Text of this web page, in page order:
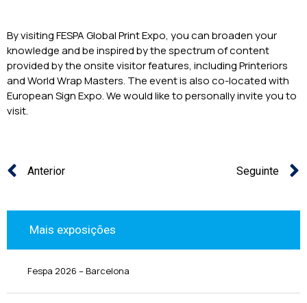
By visiting FESPA Global Print Expo, you can broaden your
knowledge and be inspired by the spectrum of content
provided by the onsite visitor features, including Printeriors
and World Wrap Masters. The event is also co-located with
European Sign Expo. We would like to personally invite you to
visit.
Anterior Seguinte
Mais exposições
Fespa 2026 – Barcelona